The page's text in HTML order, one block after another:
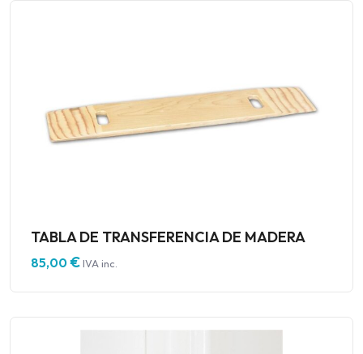
TABLA DE TRANSFERENCIA DE MADERA
85,00€IVA inc.